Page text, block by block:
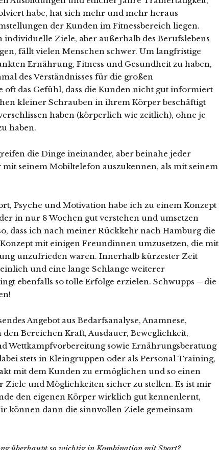
habe, hat sich mehr und mehr heraus
der Kunden im Fitnessbereich liegen.
Ziele, aber außerhalb des Berufslebens
fällt vielen Menschen schwer. Um langfristige
Ernährung, Fitness und Gesundheit zu haben,
des Verständnisses für die großen
oft das Gefühl, dass die Kunden nicht gut informiert
kleiner Schrauben in ihrem Körper beschäftigt
haben (körperlich wie zeitlich), ohne je
haben.
die Dinge ineinander, aber beinahe jeder
mit seinem Mobiltelefon auszukennen, als mit seinem
Psyche und Motivation habe ich zu einem Konzept
in nur 8 Wochen gut verstehen und umsetzen
dass ich nach meiner Rückkehr nach Hamburg die
mit einigen Freundinnen umzusetzen, die mit
unzufrieden waren. Innerhalb kürzester Zeit
und eine lange Schlange weiterer
ebenfalls so tolle Erfolge erzielen. Schwupps – die
Angebot aus Bedarfsanalyse, Anamnese,
Bereichen Kraft, Ausdauer, Beweglichkeit,
Wettkampfvorbereitung sowie Ernährungsberatung
stets in Kleingruppen oder als Personal Training,
mit dem Kunden zu ermöglichen und so einen
Ziele und Möglichkeiten sicher zu stellen. Es ist mir
den eigenen Körper wirklich gut kennenlernt,
können dann die sinnvollen Ziele gemeinsam